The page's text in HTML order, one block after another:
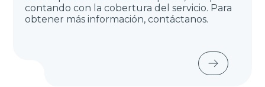
contando con la cobertura del servicio. Para
obtener más información, contáctanos.